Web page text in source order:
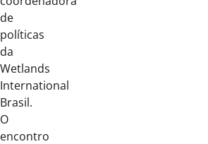
de
políticas
da
Wetlands
International
Brasil.
O
encontro